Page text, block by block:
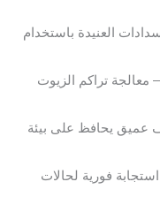
العنيدة باستخدام
تراكم الزيوت
يحافظ على بيئة
فورية لحالات